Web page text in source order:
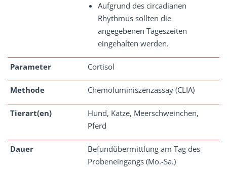
Aufgrund des circadianen
Rhythmus sollten die
angegebenen Tageszeiten
eingehalten werden.
Parameter Cortisol
Methode Chemoluminiszenzassay (CLIA)
Tierart(en)
Hund, Katze, Meerschweinchen,
Pferd
Dauer
Befundübermittlung am Tag des
Probeneingangs (Mo.-Sa.)